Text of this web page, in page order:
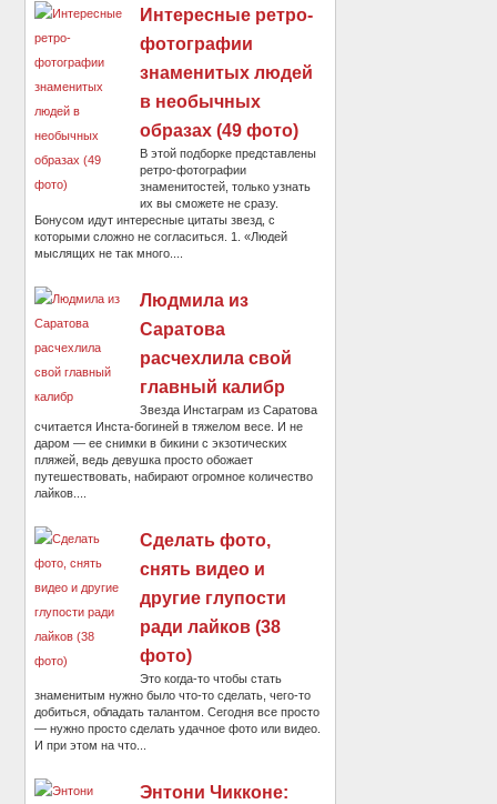
Интересные ретро-
фотографии
знаменитых людей
в необычных
образах (49 фото)
В этой подборке представлены
ретро-фотографии
знаменитостей, только узнать
их вы сможете не сразу.
Бонусом идут интересные цитаты звезд, с
которыми сложно не согласиться. 1. «Людей
мыслящих не так много....
Людмила из
Саратова
расчехлила свой
главный калибр
Звезда Инстаграм из Саратова
считается Инста-богиней в тяжелом весе. И не
даром — ее снимки в бикини с экзотических
пляжей, ведь девушка просто обожает
путешествовать, набирают огромное количество
лайков....
Сделать фото,
снять видео и
другие глупости
ради лайков (38
фото)
Это когда-то чтобы стать
знаменитым нужно было что-то сделать, чего-то
добиться, обладать талантом. Сегодня все просто
— нужно просто сделать удачное фото или видео.
И при этом на что...
Энтони Чикконе: